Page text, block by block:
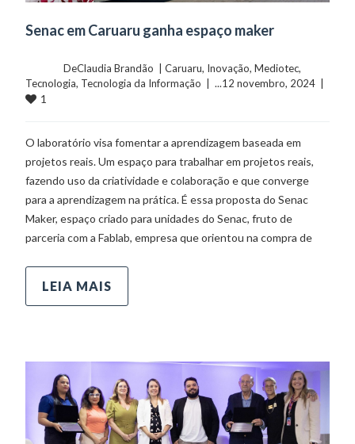
Senac em Caruaru ganha espaço maker
	    	DeClaudia Brandão  |
Caruaru, Inovação, Mediotec
Tecnologia, Tecnologia da Informação
1
O laboratório visa fomentar a aprendizagem baseada em
projetos reais. Um espaço para trabalhar em projetos reais,
fazendo uso da criatividade e colaboração e que converge
para a aprendizagem na prática. É essa proposta do Senac
Maker, espaço criado para unidades do Senac, fruto de
parceria com a Fablab, empresa que orientou na compra de
LEIA MAIS